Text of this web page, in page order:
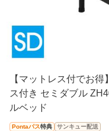
【マットレス付でお
ス付き セミダブル
ルベッド
Pontaパス特典 サンキュー配送